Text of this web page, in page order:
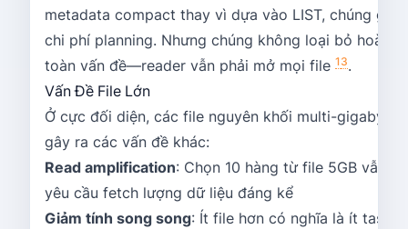
metadata compact thay vì dựa vào LIST, chúng
chi phí planning. Nhưng chúng không loại bỏ hoàn
toàn vấn đề—reader vẫn phải mở mọi file 13.
Vấn Đề File Lớn
Ở cực đối diện, các file nguyên khối multi-gigabyte
gây ra các vấn đề khác:
Read amplification: Chọn 10 hàng từ file 5GB vẫn
yêu cầu fetch lượng dữ liệu đáng kể
Giảm tính song song: Ít file hơn có nghĩa là ít task